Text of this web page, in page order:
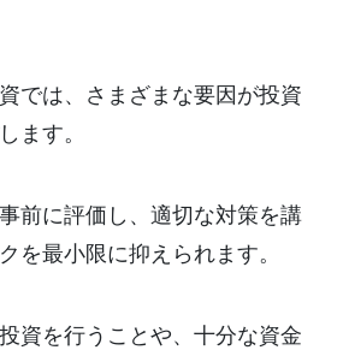
では、さまざまな要因が投資
ます。
前に評価し、適切な対策を講
を最小限に抑えられます。
資を行うことや、十分な資金